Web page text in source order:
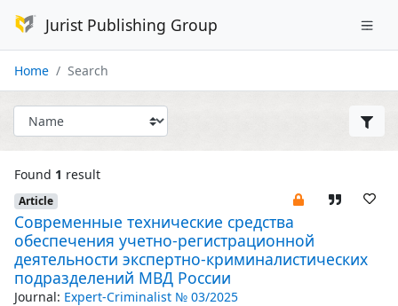
Jurist Publishing Group
Home Search
Found 1 result
Article
Современные технические средства
обеспечения учетно-регистрационной
деятельности экспертно-криминалистических
подразделений МВД России
Journal: Expert-Criminalist № 03/2025